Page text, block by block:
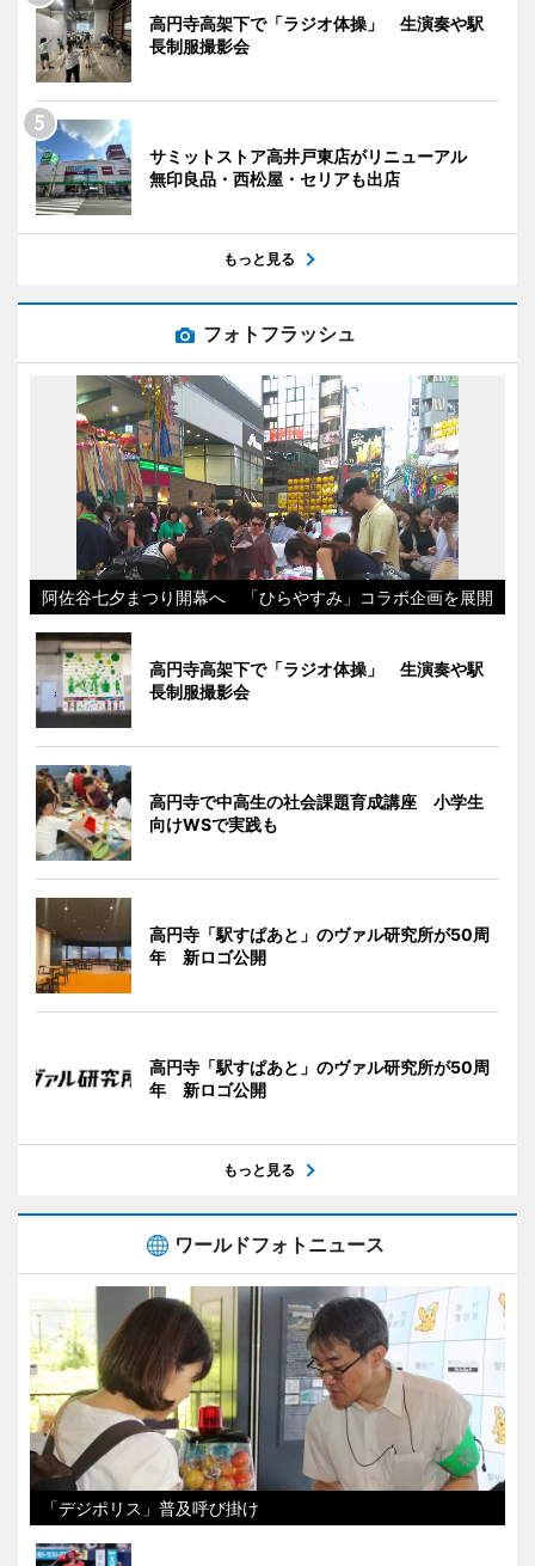
高円寺高架下で「ラジオ体操」 生演奏や駅
長制服撮影会
サミットストア高井戸東店がリニューアル
無印良品・西松屋・セリアも出店
もっと見る
フォトフラッシュ
阿佐谷七夕まつり開幕へ 「ひらやすみ」コラボ企画を展開
高円寺高架下で「ラジオ体操」 生演奏や駅
長制服撮影会
高円寺で中高生の社会課題育成講座 小学生
向けWSで実践も
高円寺「駅すぱあと」のヴァル研究所が50周
年 新ロゴ公開
高円寺「駅すぱあと」のヴァル研究所が50周
年 新ロゴ公開
もっと見る
ワールドフォトニュース
「デジポリス」普及呼び掛け